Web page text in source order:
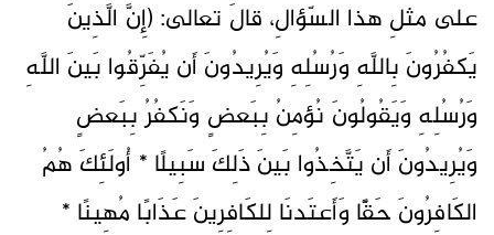
على مثلِ هذا السّؤالِ، قالَ تعالى: (إِنَّ الَّذِينَ
يَكفُرُونَ بِاللَّهِ وَرُسُلِهِ وَيُرِيدُونَ أَن يُفَرِّقُوا بَينَ اللَّهِ
وَرُسُلِهِ وَيَقُولُونَ نُؤمِنُ بِبَعضٍ وَنَكفُرُ بِبَعضٍ
وَيُرِيدُونَ أَن يَتَّخِذُوا بَينَ ذَلِكَ سَبِيلًا * أُولَئِكَ هُمُ
الكَافِرُونَ حَقًّا وَأَعتَدنَا لِلكَافِرِينَ عَذَابًا مُهِينًا *